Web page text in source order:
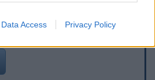
Data Access Privacy Policy